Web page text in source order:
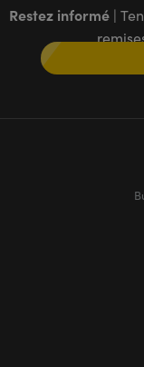
Restez informé |